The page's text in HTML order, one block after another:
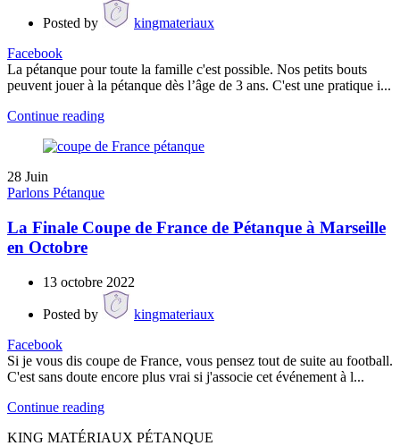
Posted by
kingmateriaux
Facebook
La pétanque pour toute la famille c'est possible. Nos petits bouts
peuvent jouer à la pétanque dès l’âge de 3 ans. C'est une pratique i...
Continue reading
28 Juin
Parlons Pétanque
La Finale Coupe de France de Pétanque à Marseille
en Octobre
13 octobre 2022
Posted by
kingmateriaux
Facebook
Si je vous dis coupe de France, vous pensez tout de suite au football.
C'est sans doute encore plus vrai si j'associe cet événement à l...
Continue reading
KING MATÉRIAUX PÉTANQUE